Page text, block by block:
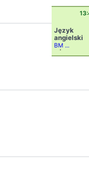
Język
angielski
BM ...
6f|A